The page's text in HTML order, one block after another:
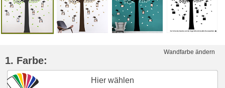
Wandfarbe ändern
1. Farbe:
Hier wählen